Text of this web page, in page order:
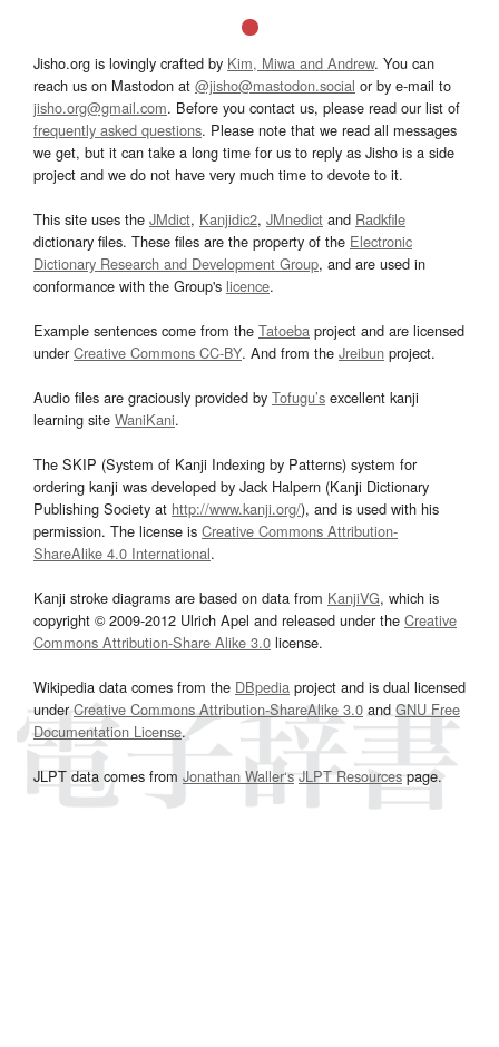
Jisho.org is lovingly crafted by Kim, Miwa and Andrew. You can
reach us on Mastodon at @jisho@mastodon.social or by e-mail to
jisho.org@gmail.com. Before you contact us, please read our list of
frequently asked questions. Please note that we read all messages
we get, but it can take a long time for us to reply as Jisho is a side
project and we do not have very much time to devote to it.
This site uses the JMdict, Kanjidic2, JMnedict and Radkfile
dictionary files. These files are the property of the Electronic
Dictionary Research and Development Group, and are used in
conformance with the Group's licence.
Example sentences come from the Tatoeba project and are licensed
underCreative Commons CC-BY. And from the Jreibun project.
Audio files are graciously provided by Tofugu’s excellent kanji
learning site WaniKani.
The SKIP (System of Kanji Indexing by Patterns) system for
ordering kanji was developed by Jack Halpern (Kanji Dictionary
Publishing Society at http://www.kanji.org/), and is used with his
permission. The license is Creative Commons Attribution-
ShareAlike 4.0 International.
Kanji stroke diagrams are based on data from KanjiVG, which is
copyright © 2009-2012 Ulrich Apel and released under the Creative
Commons Attribution-Share Alike 3.0 license.
Wikipedia data comes from the DBpedia project and is dual licensed
underCreative Commons Attribution-ShareAlike 3.0and GNU Free
Documentation License.
JLPT data comes from Jonathan Waller‘s JLPT Resourcespage.